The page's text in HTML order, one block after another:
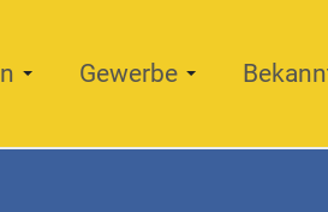
Gewerbe